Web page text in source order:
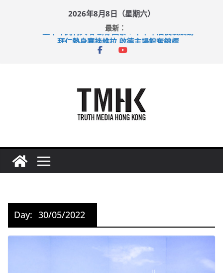
2026年8月8日（星期六）
最新：
上半年純利大增七成 國泰：下半年油價續波動
拜仁熱身賽挫維拉 啟德主場館奪錦標
性罪行修例獲九成支持 鄧炳強：爭取今屆任期內完成立法
Day: 30/05/2022